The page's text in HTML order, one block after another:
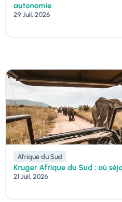
autonomie
29 Juil, 2026
Afrique du Sud
Kruger Afrique du Sud : où
21 Juil, 2026